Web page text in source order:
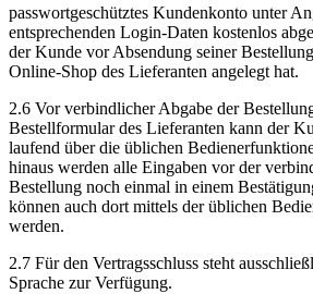
passwortgeschütztes Kundenkonto unter
entsprechenden Login-Daten kostenlos
der Kunde vor Absendung seiner
Online-Shop des Lieferanten angelegt hat.
2.6 Vor verbindlicher Abgabe der
Bestellformular des Lieferanten kann der
laufend über die üblichen
hinaus werden alle Eingaben vor der
Bestellung noch einmal in einem
können auch dort mittels der üblichen
werden.
2.7 Für den Vertragsschluss steht
Sprache zur Verfügung.